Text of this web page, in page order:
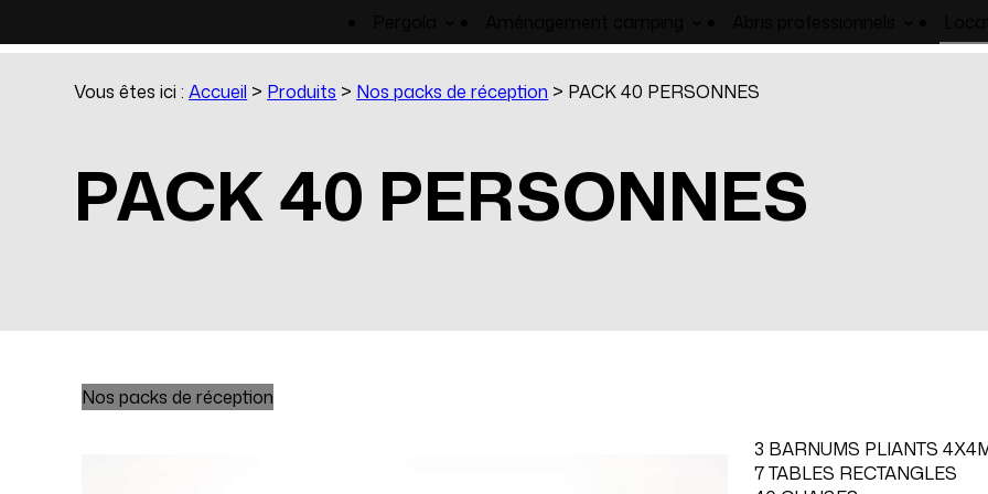
Vous êtes ici :Accueil > Produits > Nos packs de réception > PACK 40 PERSONNES
PACK 40 PERSONNES
Nos packs de réception
3 BARNUMS PLIANTS
7 TABLES RECTANGLES